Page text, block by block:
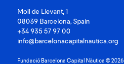
Moll de Llevant, 1
08039 Barcelona, Spain
+34 935 57 97 00
info@barcelonacapitalnautica.org
Fundació Barcelona Capital Nàutica © 2026